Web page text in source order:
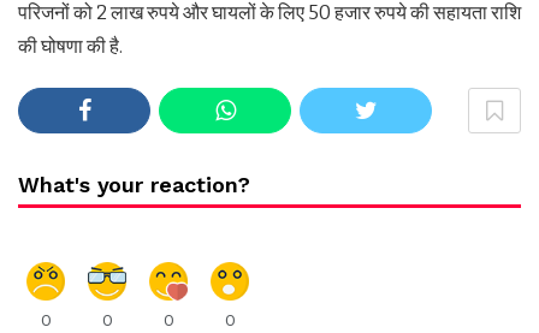
परिजनों को 2 लाख रुपये और घायलों के लिए 50 हजार रुपये की सहायता राशि
की घोषणा की है.
What's your reaction?
0 0 0 0